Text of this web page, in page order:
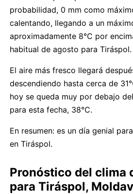
probabilidad, 0 mm como
calentando, llegando a un
aproximadamente 8°C por
habitual de agosto para Tiráspol.
El aire más fresco llegará
descendiendo hasta cerca de
hoy se queda muy por debajo
para esta fecha, 38°C.
En resumen: es un día genial
en Tiráspol.
Pronóstico del clima
para Tiráspol,